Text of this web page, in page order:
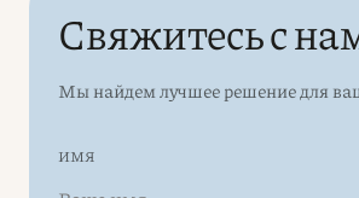
Свяжитесь с
Мы найдем лучшее решение для
ИМЯ